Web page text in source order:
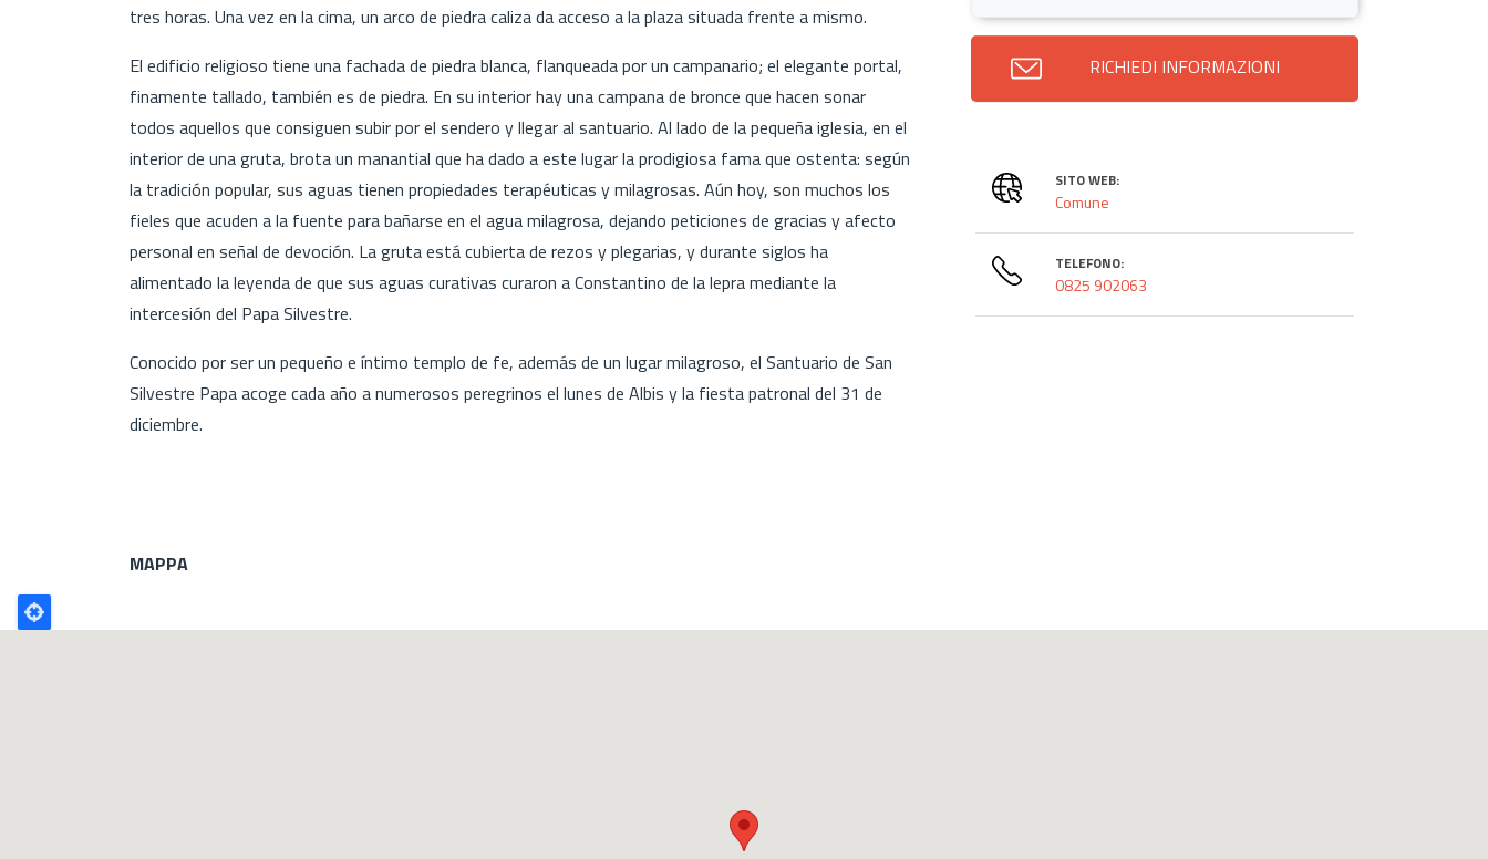
tres horas. Una vez en la cima, un arco de piedra caliza da acceso a la plaza situada frente a mismo.
El edificio religioso tiene una fachada de piedra blanca, flanqueada por un campanario; el elegante portal,
finamente tallado, también es de piedra. En su interior hay una campana de bronce que hacen sonar
todos aquellos que consiguen subir por el sendero y llegar al santuario. Al lado de la pequeña iglesia, en el
interior de una gruta, brota un manantial que ha dado a este lugar la prodigiosa fama que ostenta: según
la tradición popular, sus aguas tienen propiedades terapéuticas y milagrosas. Aún hoy, son muchos los
fieles que acuden a la fuente para bañarse en el agua milagrosa, dejando peticiones de gracias y afecto
personal en señal de devoción. La gruta está cubierta de rezos y plegarias, y durante siglos ha
alimentado la leyenda de que sus aguas curativas curaron a Constantino de la lepra mediante la
intercesión del Papa Silvestre.
Conocido por ser un pequeño e íntimo templo de fe, además de un lugar milagroso, el Santuario de San
Silvestre Papa acoge cada año a numerosos peregrinos el lunes de Albis y la fiesta patronal del 31 de
diciembre.
RICHIEDI INFORMAZIONI
SITO WEB:
Comune
TELEFONO:
0825 902063
MAPPA
Poligono
GEO